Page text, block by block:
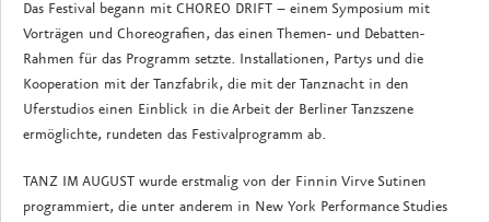
Das Festival begann mit CHOREO DRIFT – einem Symposium mit
Vorträgen und Choreografien, das einen Themen- und Debatten-
Rahmen für das Programm setzte. Installationen, Partys und die
Kooperation mit der Tanzfabrik, die mit der Tanznacht in den
Uferstudios einen Einblick in die Arbeit der Berliner Tanzszene
ermöglichte, rundeten das Festivalprogramm ab.
TANZ IM AUGUST wurde erstmalig von der Finnin Virve Sutinen
programmiert, die unter anderem in New York Performance Studies